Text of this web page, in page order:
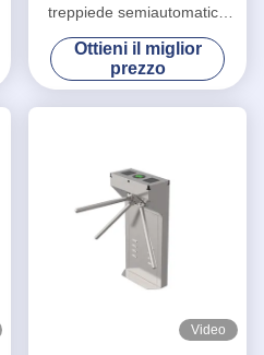
treppiede semiautomatico
integrato con sistema di
controllo di accesso di
sicurezza
Ottieni il miglior
prezzo
Video